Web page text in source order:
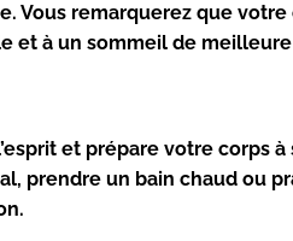
Vous remarquerez que votre
et à un sommeil de
et prépare votre corps à
prendre un bain chaud ou